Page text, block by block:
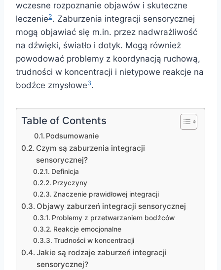
wczesne rozpoznanie objawów i skuteczne
leczenie2. Zaburzenia integracji sensorycznej
mogą objawiać się m.in. przez nadwrażliwość
na dźwięki, światło i dotyk. Mogą również
powodować problemy z koordynacją ruchową,
trudności w koncentracji i nietypowe reakcje na
bodźce zmysłowe3.
Table of Contents
Podsumowanie
Czym są zaburzenia integracji
sensorycznej?
Definicja
Przyczyny
Znaczenie prawidłowej integracji
Objawy zaburzeń integracji sensorycznej
Problemy z przetwarzaniem bodźców
Reakcje emocjonalne
Trudności w koncentracji
Jakie są rodzaje zaburzeń integracji
sensorycznej?